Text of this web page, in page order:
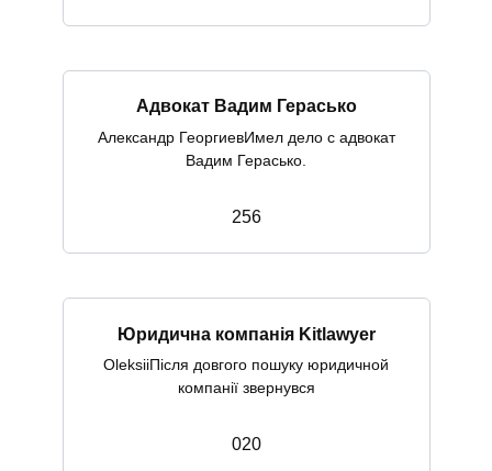
Адвокат Вадим Герасько
Александр ГеоргиевИмел дело с адвокат
Вадим Герасько.
256
Юридична компанія Kitlawyer
OleksiiПісля довгого пошуку юридичной
компанії звернувся
020